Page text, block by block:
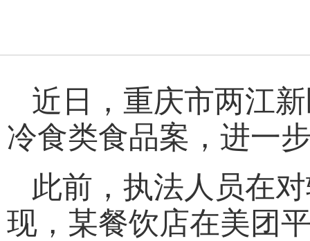
近日，重庆市两江
冷食类食品案，进一
此前，执法人员在
现，某餐饮店在美团